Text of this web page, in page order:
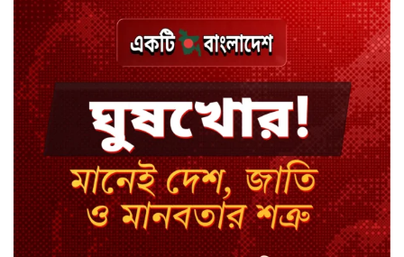
ঢাকায় হালকা বৃষ্টির সম্ভাবনা, বাড়তে
পারে তাপমাত্রা
মন্ত্রী-এমপিদের উপস্থিতিতে ইউএনওর
আইফোন চুরি
সিরাজগঞ্জে বাস ট্রাক দুর্ঘটনা, চালকসহ
নিহত ২